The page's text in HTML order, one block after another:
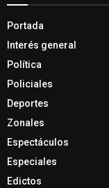
Portada
Interés general
Política
Policiales
Deportes
Zonales
Espectáculos
Especiales
Edictos